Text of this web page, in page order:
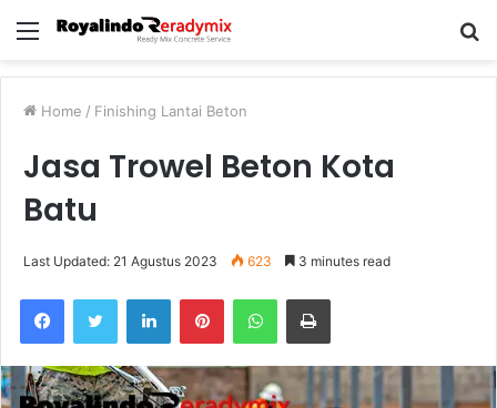
Menu
Home / Finishing Lantai Beton
Jasa Trowel Beton Kota
Batu
Last Updated: 21 Agustus 2023 623 3 minutes read
FacebookTwitter LinkedInPinterestWhatsAppPrint